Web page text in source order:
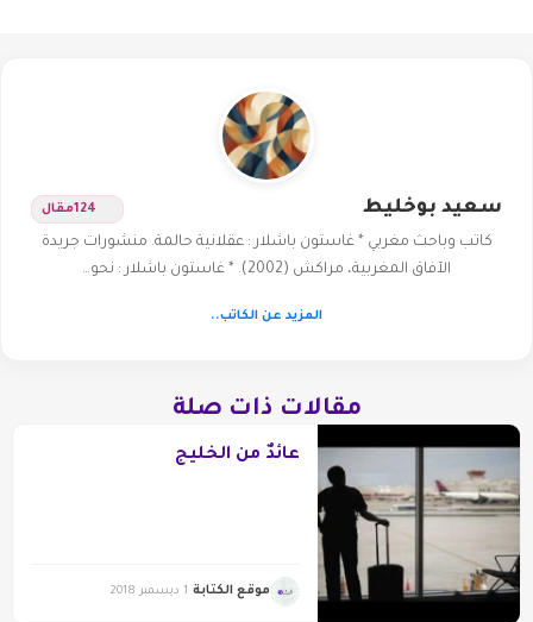
سعيد بوخليط 124مقال
كاتب وباحث مغربي * غاستون باشلار : عقلانية حالمة. منشورات جريدة
الآفاق المغربية، مراكش (2002). * غاستون باشلار : نحو…
المزيد عن الكاتب..
مقالات ذات صلة
عائدٌ من الخليج
موقع الكتابة 1 ديسمبر 2018